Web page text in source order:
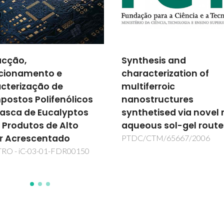
and
of
via novel non-
sol-gel routes
CTM/65667/2006
Desenvolvimento de
Catalisadores ácidos à
base de organissílicas
mesoporosas
para reacções na
presença de àgua
PTDC/QUI-QUI/113678/2009